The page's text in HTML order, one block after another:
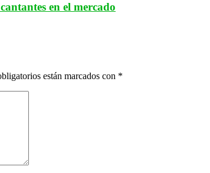
en el mercado
están marcados con *